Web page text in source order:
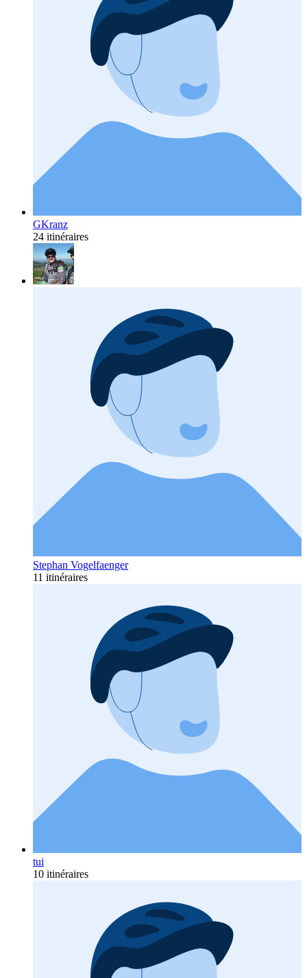
GKranz
24 itinéraires
Stephan Vogelfaenger
11 itinéraires
tui
10 itinéraires